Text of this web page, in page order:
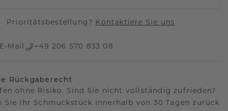
Prioritätsbestellung? Kontaktiere Sie uns
E-Mail +49 206 570 833 08
Rückgaberecht
ohne Risiko. Sind Sie nicht vollständig zufrieden?
Sie Ihr Schmuckstück innerhalb von 30 Tagen zurück